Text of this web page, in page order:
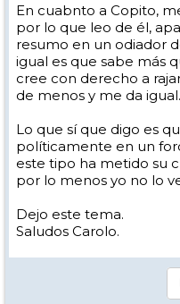
En cuabnto a Copito,
por lo que leo de él,
resumo en un odiador
igual es que sabe más
cree con derecho a
de menos y me da igual.
Lo que sí que digo es
políticamente en un
este tipo ha metido su
por lo menos yo no lo
Dejo este tema.
Saludos Carolo.